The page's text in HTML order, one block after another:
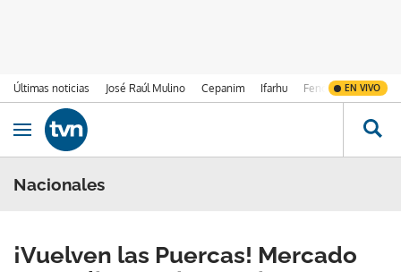
Últimas noticias José Raúl Mulino Cepanim Ifarhu Fenómeno de El
EN VIVO
Ir al contenido
Obrir navegació
Nacionales
¡Vuelven las Puercas! Mercado